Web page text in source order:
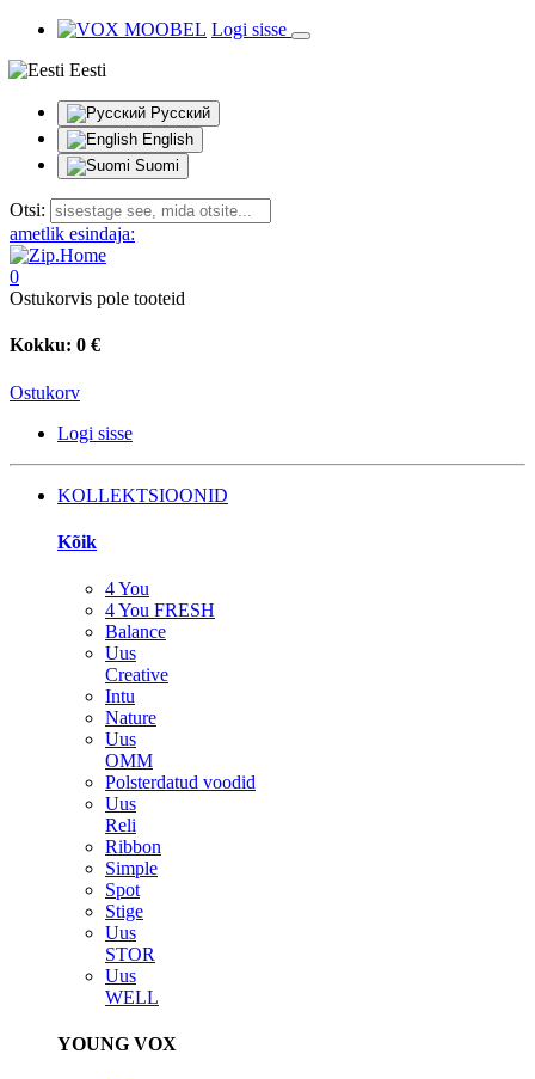
Logi sisse
Eesti
Русский
English
Suomi
Otsi:
ametlik esindaja:
0
Ostukorvis pole tooteid
Kokku: 0 €
Ostukorv
Logi sisse
KOLLEKTSIOONID
Kõik
4 You
4 You FRESH
Balance
Uus
Creative
Intu
Nature
Uus
OMM
Polsterdatud voodid
Uus
Reli
Ribbon
Simple
Spot
Stige
Uus
STOR
Uus
WELL
YOUNG VOX